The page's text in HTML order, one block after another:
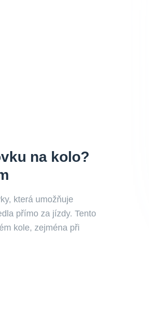
na kolo?
která umožňuje
přímo za jízdy. Tento
kole, zejména při